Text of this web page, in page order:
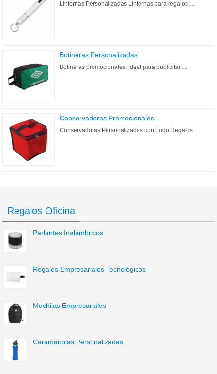
Linternas Personalizadas Linternas para regalos …
Botineras Personalizadas
Botineras promocionales, ideal para publicitar …
Conservadoras Promocionales
Conservadoras Personalizadas con Logo Regalos …
Regalos Oficina
Parlantes Inalámbricos
Regalos Empresariales Tecnológicos
Mochilas Empresariales
Caramañolas Personalizadas